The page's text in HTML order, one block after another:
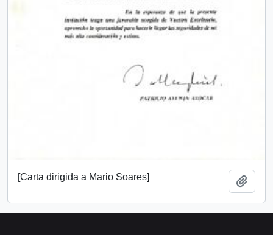
[Carta dirigida a Mario Soares]